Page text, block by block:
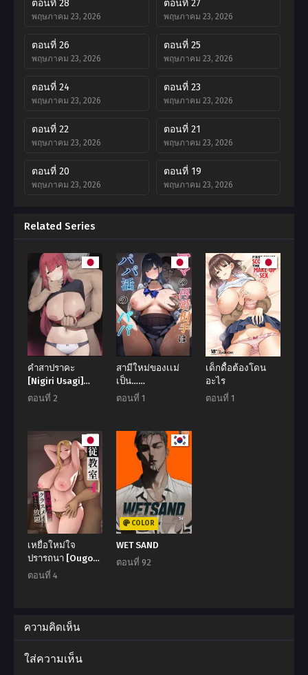
ตอนที่ 28
พฤษภาคม 23, 2026
ตอนที่ 27
พฤษภาคม 23, 2026
ตอนที่ 26
พฤษภาคม 23, 2026
ตอนที่ 25
พฤษภาคม 23, 2026
ตอนที่ 24
พฤษภาคม 23, 2026
ตอนที่ 23
พฤษภาคม 23, 2026
ตอนที่ 22
พฤษภาคม 23, 2026
ตอนที่ 21
พฤษภาคม 23, 2026
ตอนที่ 20
พฤษภาคม 23, 2026
ตอนที่ 19
พฤษภาคม 23, 2026
พฤษภาคม 23, 2026
ตอนที่ 16
พฤษภาคม 23, 2026
ตอนที่ 15
พฤษภาคม 23, 2026
ตอนที่ 14
พฤษภาคม 23, 2026
ตอนที่ 13
พฤษภาคม 23, 2026
ตอนที่ 12
พฤษภาคม 23, 2026
ตอนที่ 11
พฤษภาคม 23, 2026
ตอนที่ 10
พฤษภาคม 23, 2026 พฤษภาคม 23, 2026
พฤษภาคม 23, 2026 พฤษภาคม 23, 2026
ตอนที่ 6
พฤษภาคม 23, 2026
ตอนที่ 5
พฤษภาคม 23, 2026
ตอนที่ 4
พฤษภาคม 23, 2026
ตอนที่ 3
พฤษภาคม 23, 2026
ตอนที่ 2
พฤษภาคม 23, 2026
Related Series
คำสาปราคะ
[Nigiri Usagi]
Noroi no Sei de
ตอนที่ 2
สามีใหม่ของเเม่
เป็น…
(Shiromarimo)
ตอนที่ 1
เด็กดื้อต้องโดน
อะไร
ตอนที่ 1
เหยื่อใหม่ใจ
ปรารถนา [Ougon
Shinshi Club
ตอนที่ 4
COLOR
WET SAND
ตอนที่ 92
ความคิดเห็น
ใส่ความเห็น